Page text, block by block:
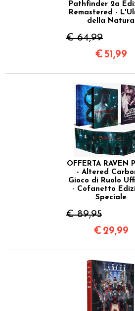
Pathfinder 2a
Remastered -
della Natura
€ 64,99
€ 51,99
OFFERTA RAVEN
- Altered
Gioco di Ruolo
- Cofanetto
Speciale
€ 89,95
€ 29,99